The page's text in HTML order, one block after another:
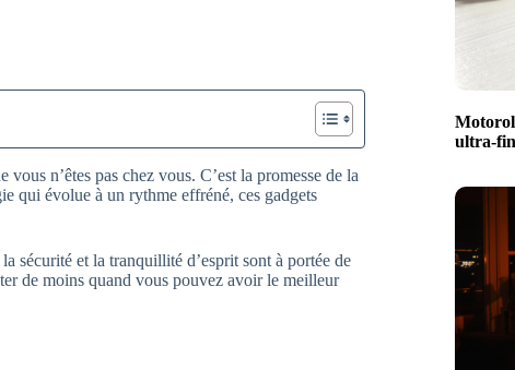
n’êtes pas chez vous. C’est la promesse de la
qui évolue à un rythme effréné, ces gadgets
sécurité et la tranquillité d’esprit sont à portée de
de moins quand vous pouvez avoir le meilleur
ultra-